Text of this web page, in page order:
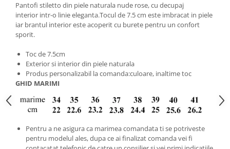
Pantofi stiletto din piele naturala nude rose, cu decupaj
interior intr-o linie eleganta.Tocul de 7.5 cm este imbracat in piele
iar brantul interior este acoperit cu burete pentru un confort
sporit.
Toc de 7.5cm
Exterior si interior din piele naturala
Produs personalizabil la comanda:culoare, inaltime toc
GHID MARIMI
Pentru a ne asigura ca marimea comandata ti se potriveste
pentru modelul ales, dupa ce ai finalizat comanda vei fi